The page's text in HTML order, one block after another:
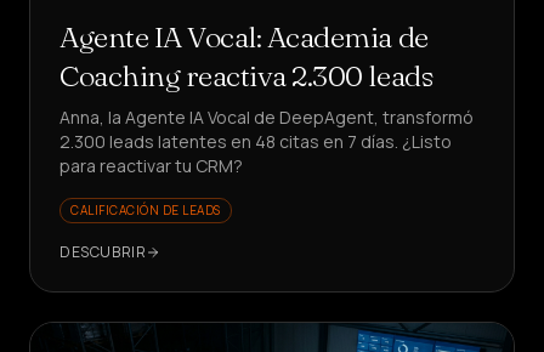
Agente IA Vocal: Academia de
Coaching reactiva 2.300 leads
Anna, la Agente IA Vocal de DeepAgent, transformó
2.300 leads latentes en 48 citas en 7 días. ¿Listo
para reactivar tu CRM?
CALIFICACIÓN DE LEADS
DESCUBRIR